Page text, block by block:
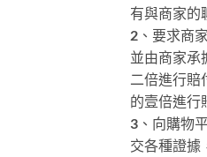
有與商家的
2、要求商
並由商家承
二倍進行賠
的壹倍進行
3、向購物
交各種證據